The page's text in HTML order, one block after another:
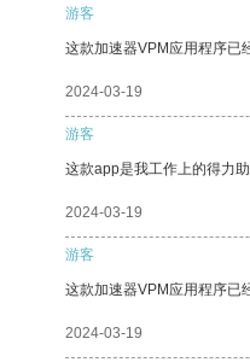
游客
这款加速器VPM应用程序已
2024-03-19
游客
这款app是我工作上的得力
2024-03-19
游客
这款加速器VPM应用程序已
2024-03-19